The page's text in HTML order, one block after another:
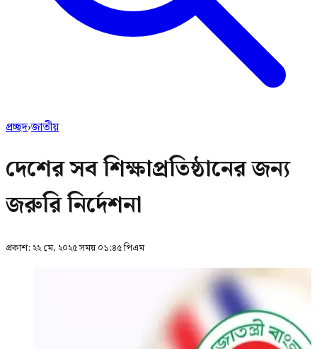
প্রচ্ছদ›জাতীয়
দেশের সব শিক্ষাপ্রতিষ্ঠানের জন্য
জরুরি নির্দেশনা
প্রকাশ: ২২ মে, ২০২৫ সময় ০১:৪৫ পিএম